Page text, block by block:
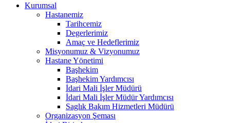
Kurumsal
Hastanemiz
Tarihcemiz
Degerlerimiz
Amaç ve Hedeflerimiz
Misyonumuz & Vizyonumuz
Hastane Yönetimi
Başhekim
Başhekim Yardımcısı
İdari Mali İşler Müdürü
İdari Mali İşler Müdür Yardımcısı
Saglık Bakım Hizmetleri Müdürü
Organizasyon Şeması